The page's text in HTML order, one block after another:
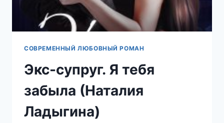
СОВРЕМЕННЫЙ ЛЮБОВНЫЙ РОМАН
Экс-супруг. Я тебя
забыла (Наталия
Ладыгина)